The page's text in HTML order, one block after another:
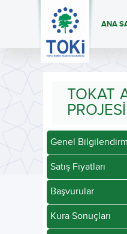
ANA
TOKAT
PROJESİ
Genel
Satış Fiyatları
Başvurular
Kura Sonuçları